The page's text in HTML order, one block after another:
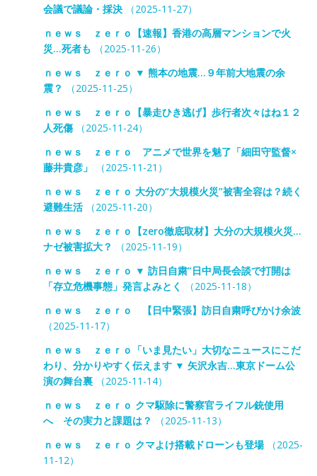
会議で議論・採決（2025-11-27）
ｎｅｗｓ ｚｅｒｏ【速報】香港の高層マンションで火
災…死者も （2025-11-26）
ｎｅｗｓ ｚｅｒｏ ▼ 熊本の地震…９年前大地震の余
震？
（2025-11-25）
ｎｅｗｓ ｚｅｒｏ【暴走ひき逃げ】歩行者次々はね１２
人死傷（2025-11-24）
ｎｅｗｓ ｚｅｒｏ アニメで世界を魅了「細田守監督×
藤井貴彦」
（2025-11-21）
ｎｅｗｓ ｚｅｒｏ 大分の“大規模火災”被害全容は？続く
避難生活（2025-11-20）
ｎｅｗｓ ｚｅｒｏ【zero徹底取材】大分の大規模火災…
ナゼ被害拡大？
（2025-11-19）
ｎｅｗｓ ｚｅｒｏ ▼ 訪日自粛”日中局長会談で打開は
「存立危機事態」発言よみとく
（2025-11-18）
ｎｅｗｓ ｚｅｒｏ 【日中緊張】訪日自粛呼びかけ余波
（2025-11-17）
ｎｅｗｓ ｚｅｒｏ「いま見たい」大切なニュースにこだ
わり、分かりやすく伝えます ▼ 矢沢永吉…東京ドーム公
演の舞台裏（2025-11-14）
ｎｅｗｓ ｚｅｒｏ クマ駆除に警察官ライフル銃使用
へ その実力と課題は？
（2025-11-13）
ｎｅｗｓ ｚｅｒｏ クマよけ搭載ドローンも登場（2025-
11-12）